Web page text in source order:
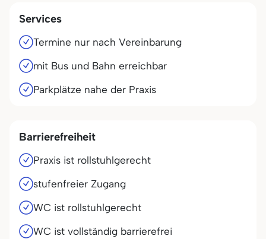
Services
Termine nur nach Vereinbarung
mit Bus und Bahn erreichbar
Parkplätze nahe der Praxis
Barrierefreiheit
Praxis ist rollstuhlgerecht
stufenfreier Zugang
WC ist rollstuhlgerecht
WC ist vollständig barrierefrei